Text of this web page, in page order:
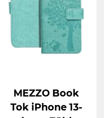
MEZZO Book
Tok iPhone 13-